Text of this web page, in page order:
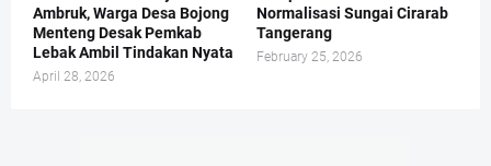
Ambruk, Warga Desa Bojong
Menteng Desak Pemkab
Lebak Ambil Tindakan Nyata
April 28, 2026
Normalisasi Sungai Cirarab
Tangerang
February 25, 2026